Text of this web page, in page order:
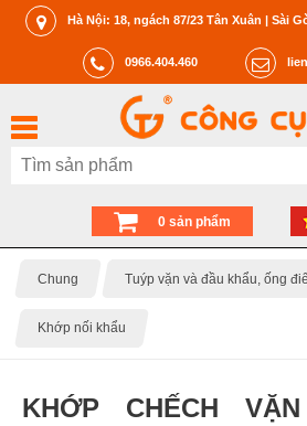
Hà Nội: 18, ngách 87/23 Tân Xuân | Sài
0966.404.460
0 sản phẩm
Chung Tuýp vặn và đầu khẩu, ống
Khớp nối khẩu
KHỚP CHẾCH